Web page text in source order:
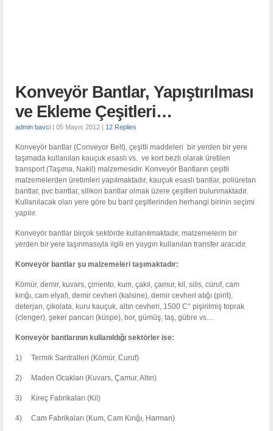
Konveyör Bantlar, Yapıştırılması
ve Ekleme Çeşitleri…
admin bavci |05 Mayıs 2012 | 12 Replies
Konveyör bantlar (Conveyor Belt), çeşitli maddeleri bir yerden bir yere
taşımada kullanılan kauçuk esaslı vs. ve kort bezli olarak üretilen
transport (Taşıma, Nakil) malzemesidir. Konveyör Bantların çeşitli
malzemelerden üretimleri yapılmaktadır, kauçuk esaslı bantlar, poliüretan
bantlar, pvc bantlar, silikon bantlar olmak üzere çeşitleri bulunmaktadır.
Kullanılacak olan yere göre bu bant çeşitlerinden herhangi birinin seçimi
yapılır.
Konveyör bantlar birçok sektörde kullanılmaktadır, malzemelerin bir
yerden bir yere taşınmasıyla ilgili en yaygın kullanılan transfer aracıdır.
Konveyör bantlar şu malzemeleri taşımaktadır:
Kömür, demir, kuvars, çimento, kum, çakıl, çamur, kil, silis, cüruf, cam
kırığı, cam elyafı, demir cevheri (kalsine), demir cevheri atığı (pirit),
deterjan, çikolata, kuru kauçuk, altın cevheri, 1500 C° pişirilmiş toprak
(clenger), şeker pancarı (küspe), bor, gümüş, taş, gübre vs…
Konveyör bantlarının kullanıldığı sektörler ise:
1) Termik Santralleri (Kömür, Curuf)
2) Maden Ocakları (Kuvars, Çamur, Altın)
3) Kireç Fabrikaları (Kil)
4) Cam Fabrikaları (Kum, Cam Kırığı, Harman)